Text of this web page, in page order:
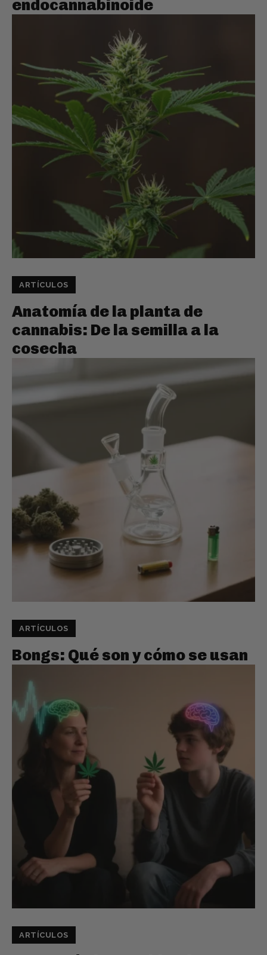
endocannabinoide
ARTÍCULOS
Anatomía de la planta de
cannabis: De la semilla a la
cosecha
ARTÍCULOS
Bongs: Qué son y cómo se usan
ARTÍCULOS